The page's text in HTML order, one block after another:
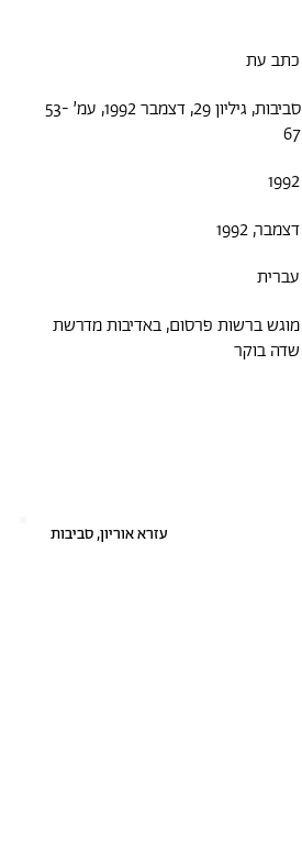
כתב עת
סביבות, גיליון 29, דצמבר 1992, עמ׳ 53-
67
1992
דצמבר, 1992
עברית
מוגש ברשות פרסום, באדיבות מדרשת
שדה בוקר
עזרא אוריון, סביבות